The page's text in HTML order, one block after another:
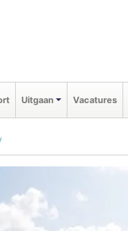
Uitgaan Vacatures